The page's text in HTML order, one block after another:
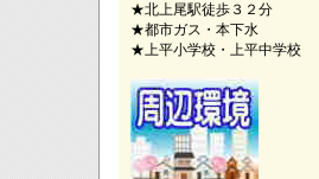
★北上尾駅徒歩３２分
★都市ガス・本下水
★上平小学校・上平中学校